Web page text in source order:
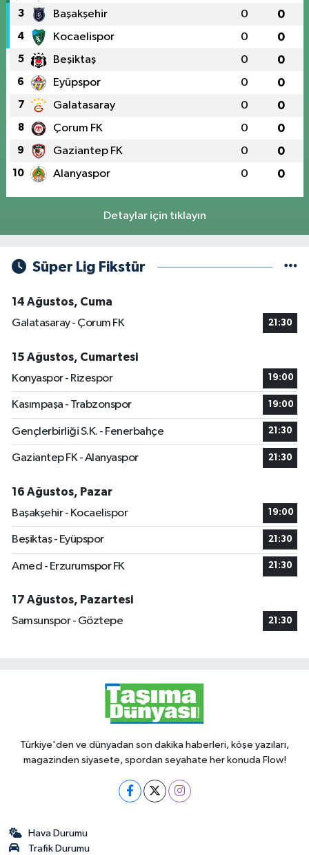
3 Başakşehir 0 0
4 Kocaelispor 0 0
5 Beşiktaş 0 0
6 Eyüpspor 0 0
7 Galatasaray 0 0
8 Çorum FK 0 0
9 Gaziantep FK 0 0
10 Alanyaspor 0 0
Detaylar için tıklayın
Süper Lig Fikstür
14 Ağustos, Cuma
Galatasaray - Çorum FK
21:30
15 Ağustos, Cumartesi
Konyaspor - Rizespor
19:00
Kasımpaşa - Trabzonspor 19:00
Gençlerbirliği S.K. - Fenerbahçe 21:30
Gaziantep FK - Alanyaspor 21:30
16 Ağustos, Pazar
Başakşehir - Kocaelispor
19:00
Beşiktaş - Eyüpspor 21:30
Amed - Erzurumspor FK 21:30
17 Ağustos, Pazartesi
Samsunspor - Göztepe
21:30
Türkiye'den ve dünyadan son dakika haberleri, köşe yazıları,
magazinden siyasete, spordan seyahate her konuda Flow!
Hava Durumu
Trafik Durumu